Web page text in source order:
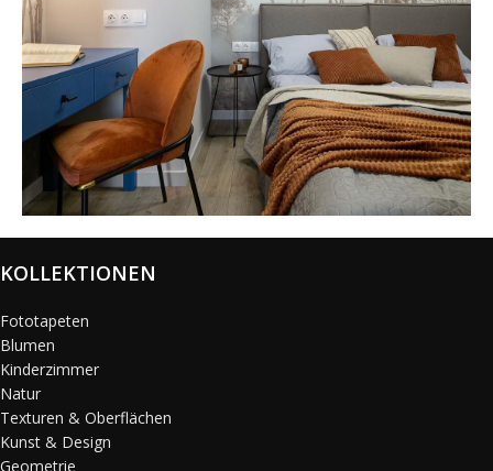
@karols_interiors
KOLLEKTIONEN
Fototapeten
Blumen
Kinderzimmer
Natur
Texturen & Oberflächen
Kunst & Design
Geometrie